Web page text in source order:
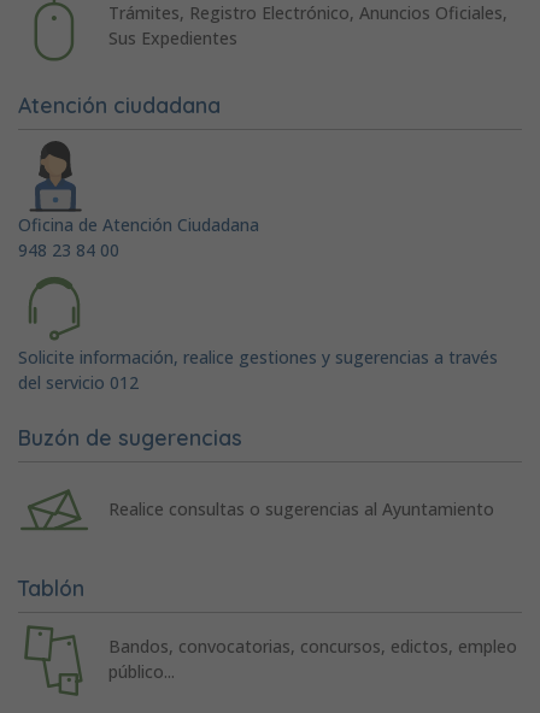
Trámites, Registro Electrónico, Anuncios Oficiales,
Sus Expedientes
Atención ciudadana
Oficina de Atención Ciudadana
948 23 84 00
Solicite información, realice gestiones y sugerencias a través
del servicio 012
Buzón de sugerencias
Realice consultas o sugerencias al Ayuntamiento
Tablón
Bandos, convocatorias, concursos, edictos, empleo
público...